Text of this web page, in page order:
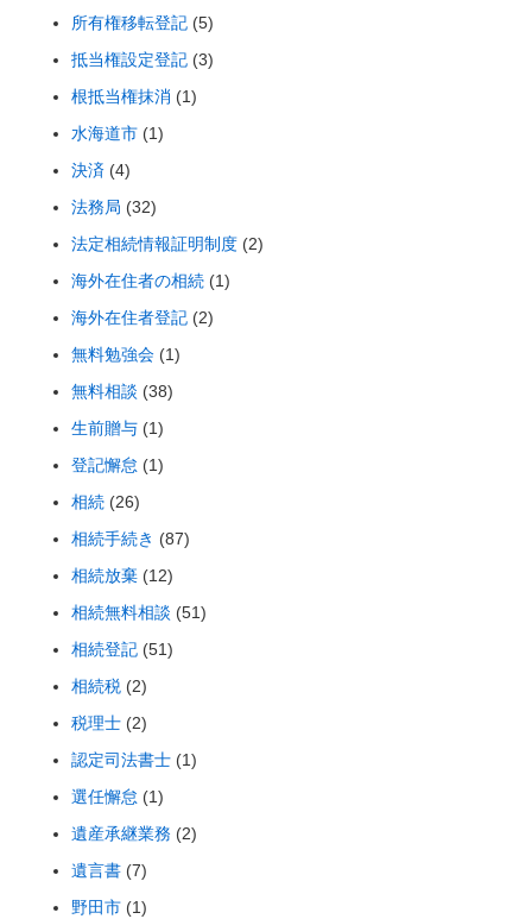
所有権移転登記 (5)
抵当権設定登記 (3)
根抵当権抹消 (1)
水海道市 (1)
決済 (4)
法務局 (32)
法定相続情報証明制度 (2)
海外在住者の相続 (1)
海外在住者登記 (2)
無料勉強会 (1)
無料相談 (38)
生前贈与 (1)
登記懈怠 (1)
相続 (26)
相続手続き (87)
相続放棄 (12)
相続無料相談 (51)
相続登記 (51)
相続税 (2)
税理士 (2)
認定司法書士 (1)
選任懈怠 (1)
遺産承継業務 (2)
遺言書 (7)
野田市 (1)